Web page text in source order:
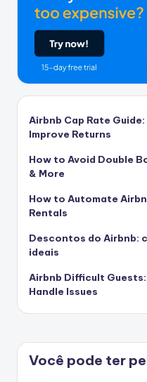
Airbnb Cap Rate
Improve Returns
How to Avoid Double
& More
How to Automate
Rentals
Descontos do Airbnb:
ideais
Airbnb Difficult
Handle Issues
Você pode ter